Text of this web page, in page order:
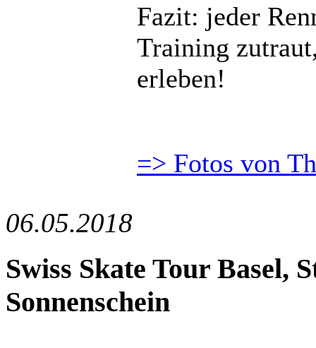
Fazit: jeder
Training
erleben!
=> Fotos von
06.05.2018
Swiss Skate Tour Basel,
Sonnenschein